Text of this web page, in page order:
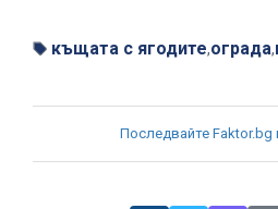
къщата с ягодите,ограда,
Последвайте Faktor.bg